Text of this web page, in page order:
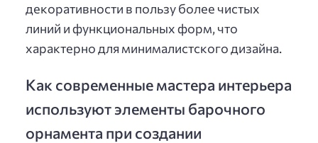
декоративности в пользу более чистых
линий и функциональных форм, что
характерно для минималистского дизайна.
Как современные мастера интерьера
используют элементы барочного
орнамента при создании